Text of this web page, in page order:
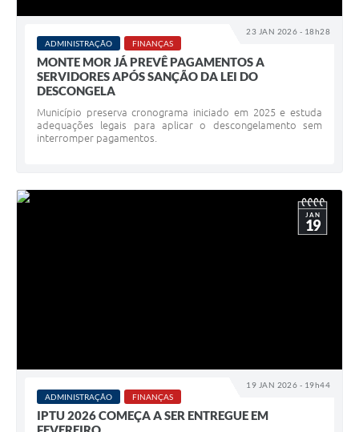
23 JAN 2026 - 18h28
ADMINISTRAÇÃO
FINANÇAS
MONTE MOR JÁ PREVÊ PAGAMENTOS A
SERVIDORES APÓS SANÇÃO DA LEI DO
DESCONGELA
Município preserva cronograma iniciado em 2025 e estuda
adequações legais para aplicar o descongelamento sem
interromper pagamentos.
19 JAN 2026 - 19h44
JAN
19
ADMINISTRAÇÃO FINANÇAS
IPTU 2026 COMEÇA A SER ENTREGUE EM